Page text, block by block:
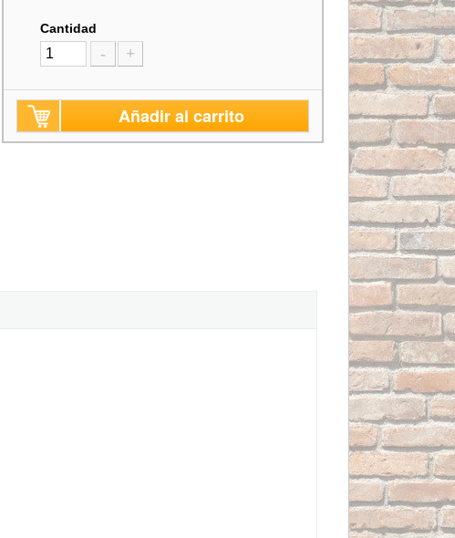
Cantidad
- +
Añadir al carrito